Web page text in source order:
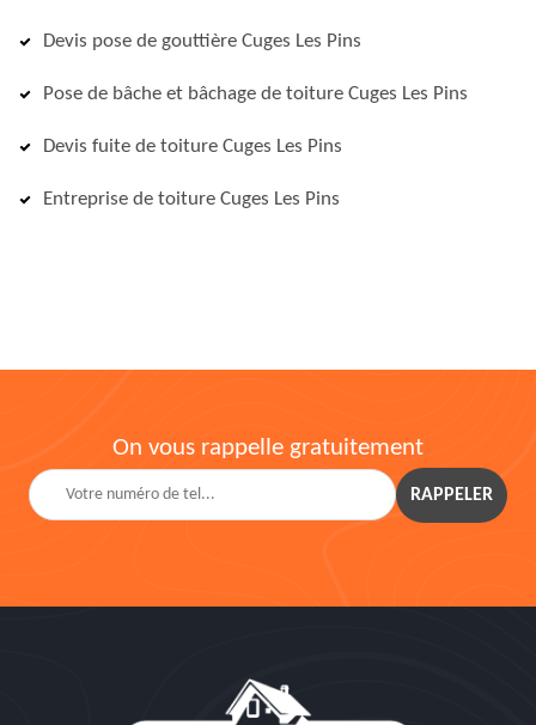
Devis pose de gouttière Cuges Les Pins
Pose de bâche et bâchage de toiture Cuges Les Pins
Devis fuite de toiture Cuges Les Pins
Entreprise de toiture Cuges Les Pins
On vous rappelle gratuitement